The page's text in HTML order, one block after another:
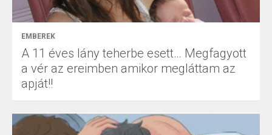
EMBEREK
A 11 éves lány teherbe esett… Megfagyott
a vér az ereimben amikor megláttam az
apját!!